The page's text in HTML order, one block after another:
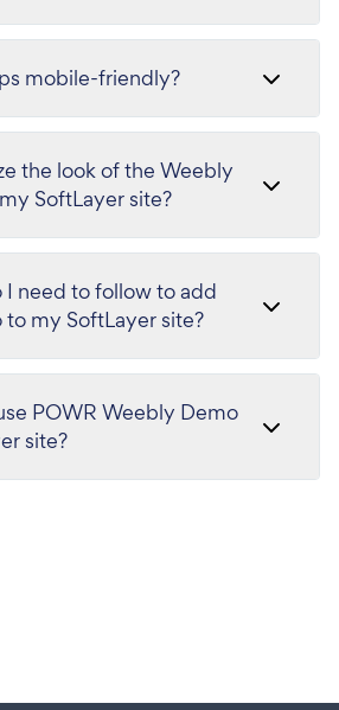
mobile-friendly?
the look of the Weebly
SoftLayer site?
need to follow to add
my SoftLayer site?
POWR Weebly Demo
site?